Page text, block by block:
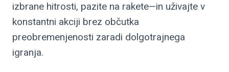
izbrane hitrosti, pazite na rakete—in uživajte v
konstantni akciji brez občutka
preobremenjenosti zaradi dolgotrajnega
igranja.